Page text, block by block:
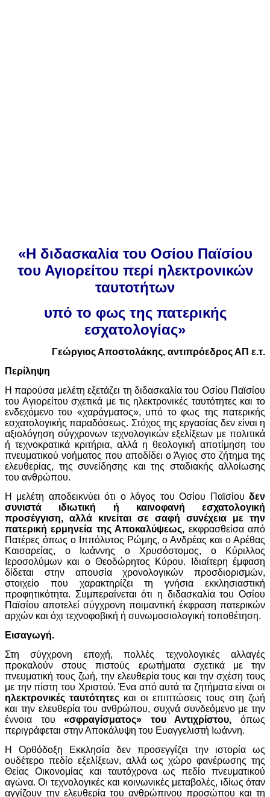
«Η διδασκαλία του Οσίου Παϊσίου
του Αγιορείτου περί ηλεκτρονικών
ταυτοτήτων
υπό το φως της πατερικής
εσχατολογίας»
Γεώργιος Αποστολάκης, αντιπρόεδρος ΑΠ ε.τ.
Περίληψη
Η παρούσα μελέτη εξετάζει τη διδασκαλία του Οσίου Παϊσίου
του Αγιορείτου σχετικά με τις ηλεκτρονικές ταυτότητες και το
ενδεχόμενο του «χαράγματος», υπό το φως της πατερικής
εσχατολογικής παραδόσεως. Στόχος της εργασίας δεν είναι η
αξιολόγηση σύγχρονων τεχνολογικών εξελίξεων με πολιτικά
ή τεχνοκρατικά κριτήρια, αλλά η θεολογική αποτίμηση του
πνευματικού νοήματος που αποδίδει ο Άγιος στο ζήτημα της
ελευθερίας, της συνείδησης και της σταδιακής αλλοίωσης
του ανθρώπου.
Η μελέτη αποδεικνύει ότι ο λόγος του Οσίου Παϊσίου δεν
συνιστά ιδιωτική ή καινοφανή εσχατολογική
προσέγγιση, αλλά κινείται σε σαφή συνέχεια με την
πατερική ερμηνεία της Αποκαλύψεως, εκφρασθείσα από
Πατέρες όπως ο Ιππόλυτος Ρώμης, ο Ανδρέας και ο Αρέθας
Καισαρείας, ο Ιωάννης ο Χρυσόστομος, ο Κύριλλος
Ιεροσολύμων και ο Θεοδώρητος Κύρου. Ιδιαίτερη έμφαση
δίδεται στην απουσία χρονολογικών προσδιορισμών,
στοιχείο που χαρακτηρίζει τη γνήσια εκκλησιαστική
προφητικότητα. Συμπεραίνεται ότι η διδασκαλία του Οσίου
Παϊσίου αποτελεί σύγχρονη ποιμαντική έκφραση πατερικών
αρχών και όχι τεχνοφοβική ή συνωμοσιολογική τοποθέτηση.
Εισαγωγή.
Στη σύγχρονη εποχή, πολλές τεχνολογικές αλλαγές
προκαλούν στους πιστούς ερωτήματα σχετικά με την
πνευματική τους ζωή, την ελευθερία τους και την σχέση τους
με την πίστη του Χριστού. Ένα από αυτά τα ζητήματα είναι οι
ηλεκτρονικές ταυτότητες και οι επιπτώσεις τους στη ζωή
και την ελευθερία του ανθρώπου, συχνά συνδεόμενο με την
έννοια του«σφραγίσματος» του Αντιχρίστου, όπως
περιγράφεται στην Αποκάλυψη του Ευαγγελιστή Ιωάννη.
Η Ορθόδοξη Εκκλησία δεν προσεγγίζει την ιστορία ως
ουδέτερο πεδίο εξελίξεων, αλλά ως χώρο φανέρωσης της
Θείας Οικονομίας και ταυτόχρονα ως πεδίο πνευματικού
αγώνα. Οι τεχνολογικές και κοινωνικές μεταβολές, ιδίως όταν
αγγίζουν την ελευθερία του ανθρώπινου προσώπου και τη